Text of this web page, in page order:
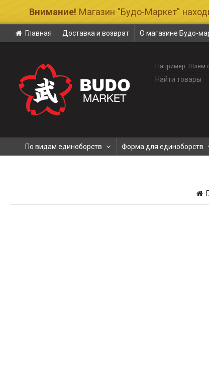
Внимание! Магазин "Будо-Маркет"
Главная Доставка и возврат О магазине Будо-
Например: Шлем
По видам единоборств Форма для единоборств